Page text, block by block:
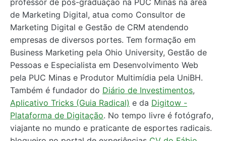
de Marketing Digital, atua como Consultor de
Marketing Digital e Gestão de CRM atendendo
empresas de diversos portes. Tem formação em
Business Marketing pela Ohio University, Gestão de
Pessoas e Especialista em Desenvolvimento Web
pela PUC Minas e Produtor Multimídia pela UniBH.
Também é fundador do Diário de Investimentos,
Aplicativo Tricks (Guia Radical) e da Digitow -
Plataforma de Digitação. No tempo livre é fotógrafo,
viajante no mundo e praticante de esportes radicais.